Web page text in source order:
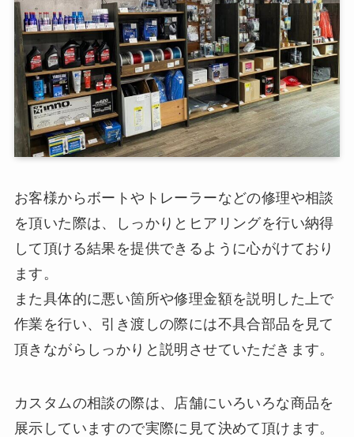
お客様からボートやトレーラーなどの修理や相談
を頂いた際は、しっかりとヒアリングを行い納得
して頂ける結果を提供できるように心がけており
ます。
また具体的に悪い箇所や修理金額を説明した上で
作業を行い、引き渡しの際には不具合部品を見て
頂きながらしっかりと説明させていただきます。
カスタムの相談の際は、店舗にいろいろな商品を
展示していますので実際に見て決めて頂けます。